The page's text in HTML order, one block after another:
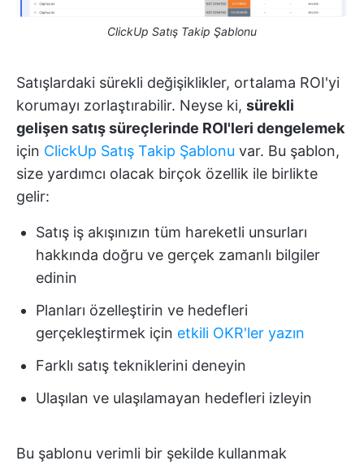
ClickUp Satış Takip Şablonu
Satışlardaki sürekli değişiklikler, ortalama ROI'yi
korumayı zorlaştırabilir. Neyse ki, sürekli
gelişen satış süreçlerinde ROI'leri dengelemek
için ClickUp Satış Takip Şablonu var. Bu şablon,
size yardımcı olacak birçok özellik ile birlikte
gelir:
Satış iş akışınızın tüm hareketli unsurları
hakkında doğru ve gerçek zamanlı bilgiler
edinin
Planları özelleştirin ve hedefleri
gerçekleştirmek için etkili OKR'ler yazın
Farklı satış tekniklerini deneyin
Ulaşılan ve ulaşılamayan hedefleri izleyin
Bu şablonu verimli bir şekilde kullanmak